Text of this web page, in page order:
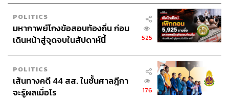
กองทุน ไทยพาณิชย์ จำกัด
POLITICS
มหากาพย์โกงข้อสอบท้องถิ่น ก่อน
เดินหน้าสู่จุดจบในสัปดาห์นี้
525
POLITICS
เส้นทางคดี 44 สส. ในชั้นศาลฎีกา
จะรู้ผลเมื่อไร
176